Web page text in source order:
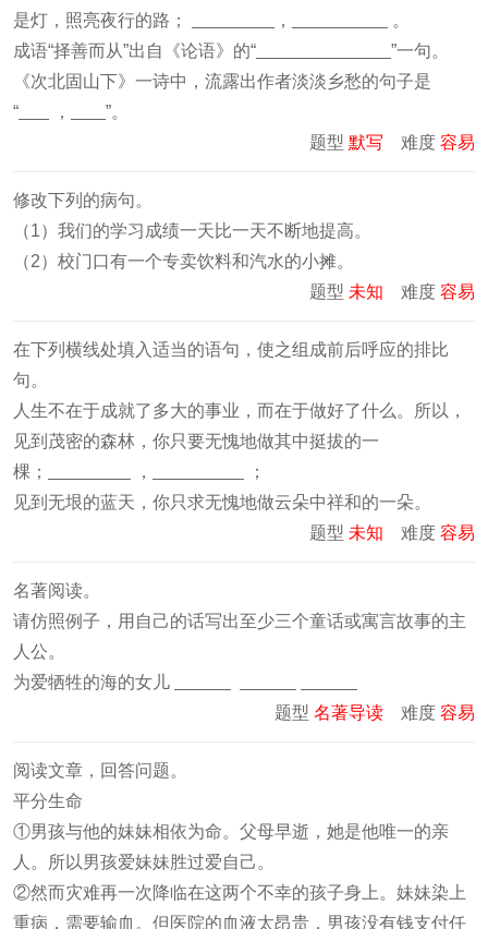
是灯，照亮夜行的路；
，
。
成语“择善而从”出自《论语》的“
”一句。
《次北固山下》一诗中，流露出作者淡淡乡愁的句子是
“
，
”。
题型 默写 难度 容易
修改下列的病句。
（1）我们的学习成绩一天比一天不断地提高。
（2）校门口有一个专卖饮料和汽水的小摊。
题型 未知 难度 容易
在下列横线处填入适当的语句，使之组成前后呼应的排比
句。
人生不在于成就了多大的事业，而在于做好了什么。所以，
见到茂密的森林，你只要无愧地做其中挺拔的一
棵；
，
；
见到无垠的蓝天，你只求无愧地做云朵中祥和的一朵。
题型 未知 难度 容易
名著阅读。
请仿照例子，用自己的话写出至少三个童话或寓言故事的主
人公。
为爱牺牲的海的女儿
题型 名著导读 难度 容易
阅读文章，回答问题。
平分生命
①男孩与他的妹妹相依为命。父母早逝，她是他唯一的亲
人。所以男孩爱妹妹胜过爱自己。
②然而灾难再一次降临在这两个不幸的孩子身上。妹妹染上
重病，需要输血。但医院的血液太昂贵，男孩没有钱支付任